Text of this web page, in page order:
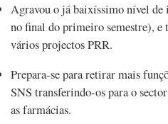
Agravou o já baixíssimo nível
no final do primeiro semestre), e
vários projectos PRR.
Prepara-se para retirar mais
SNS transferindo-os para o
as farmácias.